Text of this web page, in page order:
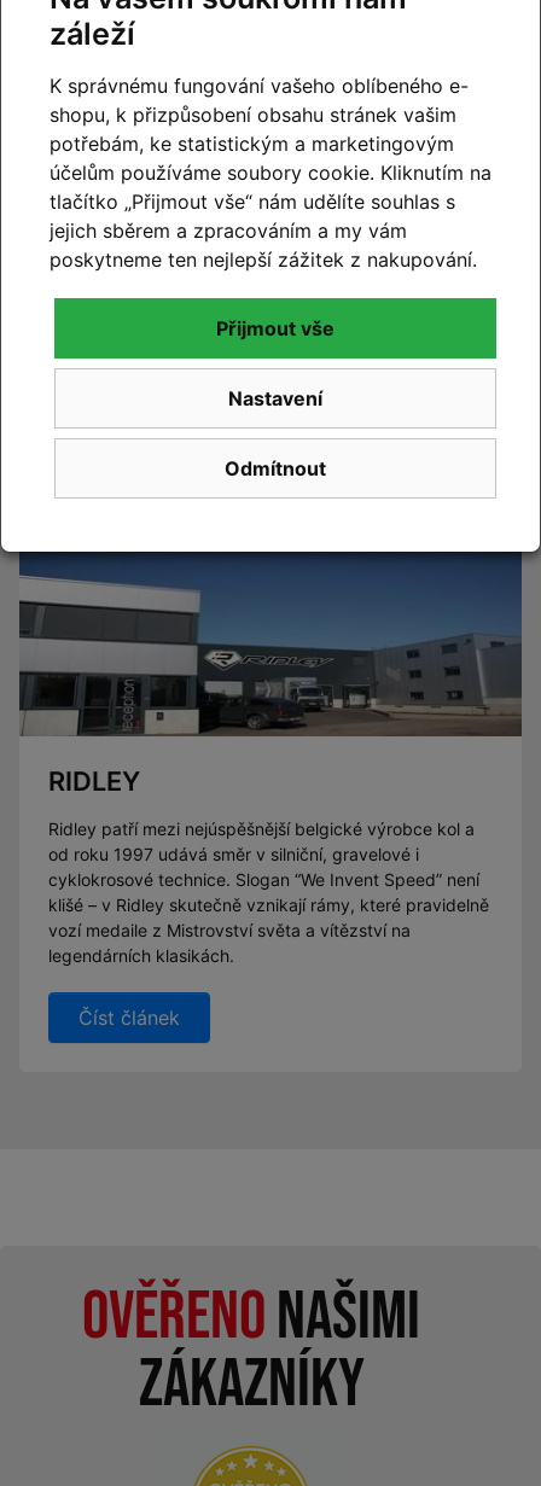
Novinky CUBE 2027 se blíží. Již brzy vám představíme
RIDLEY
Ridley patří mezi nejúspěšnější belgické výrobce kol a
od roku 1997 udává směr v silniční, gravelové i
cyklokrosové technice. Slogan “We Invent Speed” není
klišé – v Ridley skutečně vznikají rámy, které pravidelně
vozí medaile z Mistrovství světa a vítězství na
legendárních klasikách.
Číst článek
Ověřenonašimi
zákazníky
záleží
K správnému fungování vašeho oblíbeného e-
shopu, k přizpůsobení obsahu stránek vašim
potřebám, ke statistickým a marketingovým
účelům používáme soubory cookie. Kliknutím na
tlačítko „Přijmout vše“ nám udělíte souhlas s
jejich sběrem a zpracováním a my vám
poskytneme ten nejlepší zážitek z nakupování.
Odmítnout
Nastavení
Přijmout vše